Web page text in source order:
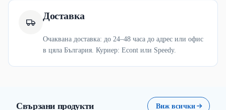
Доставка
Очаквана доставка: до 24–48 часа до адрес или офис
в цяла България. Куриер: Econt или Speedy.
Свързани продукти Виж всички